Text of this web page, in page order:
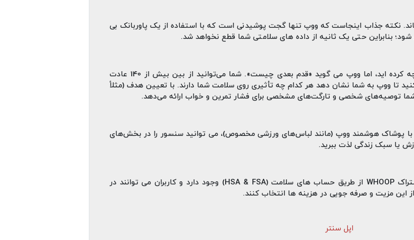
بیش از 14 روز روشن می‌ ماند. نکته جذاب اینجاست که ووپ تنها گجت پوشیدنی است که با استفاده از یک پاوربانک بی‌
بنابراین حتی یک ثانیه از داده‌ های سلامتی شما قطع نخواهد شد.
ردیاب‌ های معمولی فقط می‌ گویند در گذشته چه کرده‌ اید، اما ووپ می‌ گوید «قدم بعدی چیست». شما می‌توانید از بین بیش از 140 عادت
تا ووپ به شما نشان دهد هر کدام چه تأثیری روی سلامت شما دارند. با تعیین هدف (مثلاً
توصیه‌های شخصی و تارگت‌های مشخصی برای فشار تمرین و خواب ارائه می‌دهد.
با پوشاک هوشمند ووپ (مانند لباس‌های ورزشی مخصوص)، می‌ توانید سنسور را در بخش‌های
یا سبک زندگی لذت ببرید.
برای کاربران در آمریکا، امکان پرداخت هزینه اشتراک WHOOP از طریق حساب‌ های سلامت (HSA & FSA) وجود دارد و کاربران می‌ توانند در
اپل سنتر